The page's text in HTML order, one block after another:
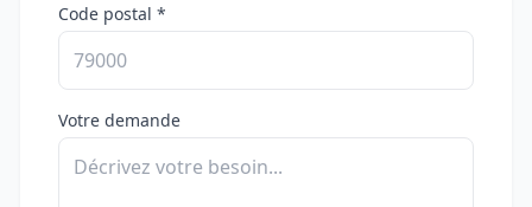
Code postal *
Votre demande